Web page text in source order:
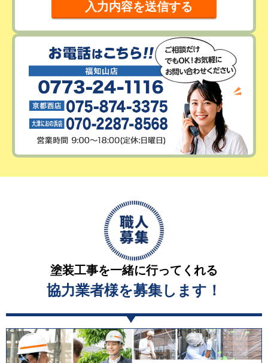
塗装工事を一緒に行ってくれる
協力業者様を募集します！